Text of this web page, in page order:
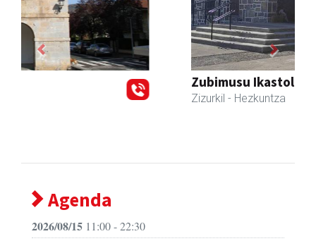
Zubimusu Ikastola
Previous Next
Agenda
2026/08/15 11:00 - 22:30